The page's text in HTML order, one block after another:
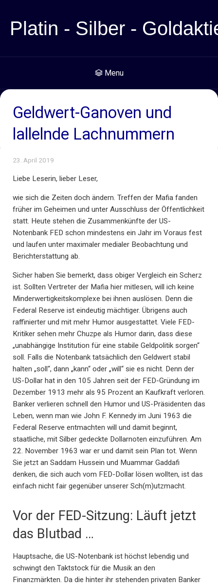
Platin - Silber -
Menu
Geldwert-Ganoven und
lallelnde Lachnummern
23. April 2019
Liebe Leserin, lieber Leser,
wie sich die Zeiten doch ändern. Treffen der Mafia fanden
früher im Geheimen und unter Ausschluss der Öffentlichkeit
statt. Heute stehen die Zusammenkünfte der US-
Notenbank FED schon mindestens ein Jahr im Voraus fest
und laufen unter maximaler medialer Beobachtung und
Berichterstattung ab.
Sicher haben Sie bemerkt, dass obiger Vergleich ein Scherz
ist. Sollten Vertreter der Mafia hier mitlesen, will ich keine
Minderwertigkeitskomplexe bei ihnen auslösen. Denn die
Federal Reserve ist eindeutig mächtiger. Übrigens auch
raffinierter und mit mehr Humor ausgestattet. Viele FED-
Kritiker sehen mehr Chuzpe als Humor darin, dass diese
„unabhängige Institution für eine stabile Geldpolitik sorgen“
soll. Falls die Notenbank tatsächlich den Geldwert stabil
halten „soll“, dann „kann“ oder „will“ sie es nicht. Denn der
US-Dollar hat in den 105 Jahren seit der FED-Gründung im
Dezember 1913 mehr als 95 Prozent an Kaufkraft verloren.
Banker verlieren schnell den Humor und US-Präsidenten das
Leben, wenn man wie John F. Kennedy im Juni 1963 die
Federal Reserve entmachten will und damit beginnt,
staatliche, mit Silber gedeckte Dollarnoten einzuführen. Am
22. November 1963 war er und damit sein Plan tot. Wenn
Sie jetzt an Saddam Hussein und Muammar Gaddafi
denken, die sich auch vom FED-Dollar lösen wollten, ist das
einfach nicht fair gegenüber unserer Sch(m)utzmacht.
Vor der FED-Sitzung: Läuft jetzt
das Blutbad …
Hauptsache, die US-Notenbank ist höchst lebendig und
schwingt den Taktstock für die Musik an den
Finanzmärkten. Da die hinter ihr stehenden privaten Banker